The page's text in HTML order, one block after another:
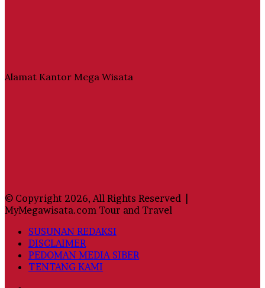
Alamat Kantor Mega Wisata
© Copyright 2026, All Rights Reserved |
MyMegawisata.com Tour and Travel
SUSUNAN REDAKSI
DISCLAIMER
PEDOMAN MEDIA SIBER
TENTANG KAMI